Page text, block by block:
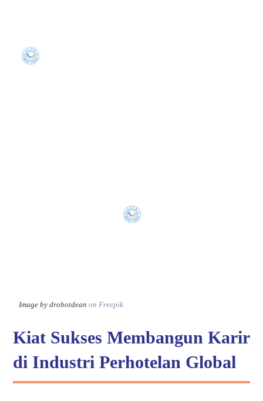
Image by drobotdean on Freepik
Kiat Sukses Membangun Karir
di Industri Perhotelan Global